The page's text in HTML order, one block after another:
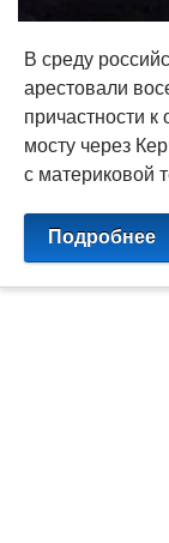
В среду
арестовали
причастности к
мосту через
с материковой
Подробнее